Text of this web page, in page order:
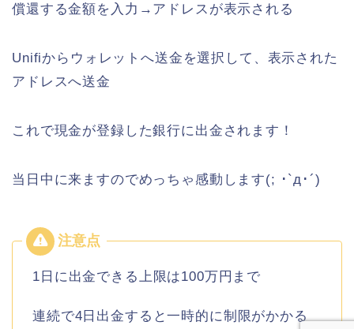
償還する金額を入力→アドレスが表示される
Unifiからウォレットへ送金を選択して、表示された
アドレスへ送金
これで現金が登録した銀行に出金されます！
当日中に来ますのでめっちゃ感動します(; ･`д･´)
1日に出金できる上限は100万円まで
連続で4日出金すると一時的に制限がかかる